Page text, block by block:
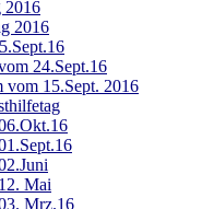
2016
2016
24.Sept.16
vom 15.Sept. 2016
Mai
Mrz.16